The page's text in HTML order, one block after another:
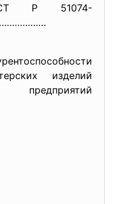
Р 51074-
изделий